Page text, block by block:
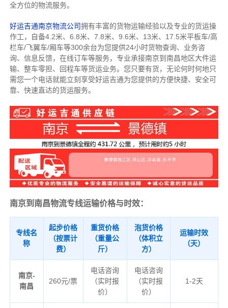
全方位的物流服务。
好运吉通南京物流公司拥有丰富的货物运输经验以及专业的货运操
作工，自备4.2米、6.8米、7.8米、9.6米、13米、17.5米平板车/高
栏车/飞翼车/厢车等300余台为您提供24小时货物查询、业务咨
询、信息反馈，在线订车等服务， 专业承接南京到南昌地区大件运
输、整车零担、回程车等货运业务。 您只要有货，无论何时何地只
需您一个电话就能立刻享受好运吉通为您提供的方便快捷、安全可
靠、快速直达的货运服务。
南京到南昌物流专线运输价格与时效：
专线名
称
起步价格
（按票计
费）
重货价格
（重量公
斤）
泡货价格
（体积立
方）
运输时效
（天）
南京-
南昌
260元/票
电话咨询
（实时报
价）
电话咨询
（实时报
价）
1-2天